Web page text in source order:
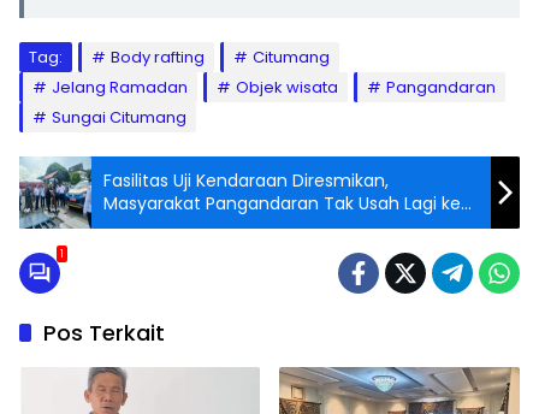
Tag: Body rafting
Citumang
Jelang Ramadan
Objek wisata
Pangandaran
Sungai Citumang
Fasilitas Uji Kendaraan Diresmikan,
Masyarakat Pangandaran Tak Usah Lagi ke
Ciamis
1
Pos Terkait